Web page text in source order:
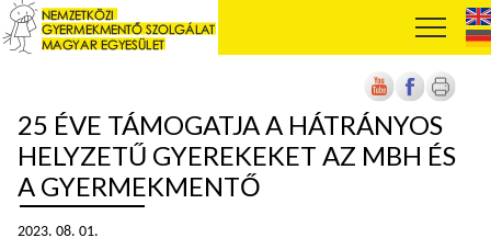
25 ÉVE TÁMOGATJA A HÁTRÁNYOS
HELYZETŰ GYEREKEKET AZ MBH ÉS
A GYERMEKMENTŐ
2023. 08. 01.